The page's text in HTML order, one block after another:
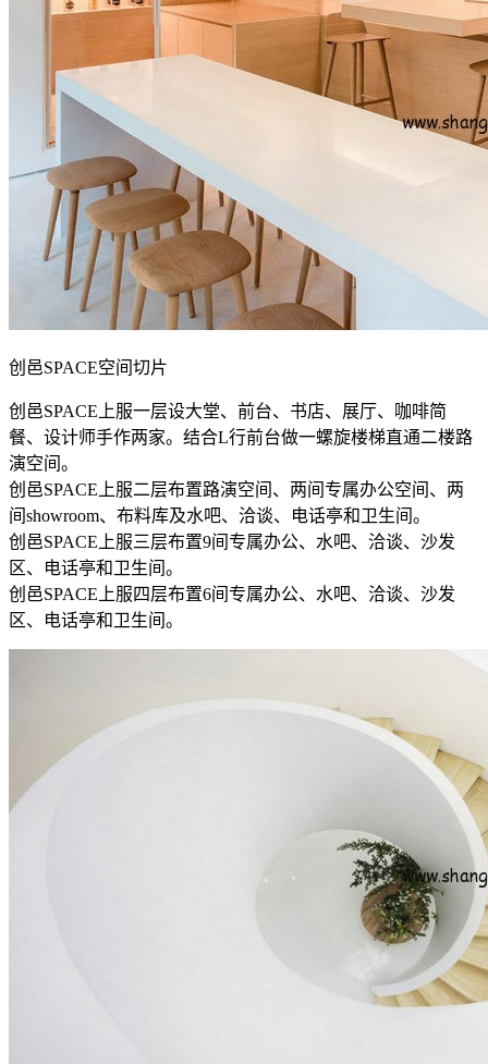
创邑SPACE空间切片
创邑SPACE上服一层设大堂、前台、书店、展厅、咖啡简
餐、设计师手作两家。结合L行前台做一螺旋楼梯直通二楼路
演空间。
创邑SPACE上服二层布置路演空间、两间专属办公空间、两
间showroom、布料库及水吧、洽谈、电话亭和卫生间。
创邑SPACE上服三层布置9间专属办公、水吧、洽谈、沙发
区、电话亭和卫生间。
创邑SPACE上服四层布置6间专属办公、水吧、洽谈、沙发
区、电话亭和卫生间。